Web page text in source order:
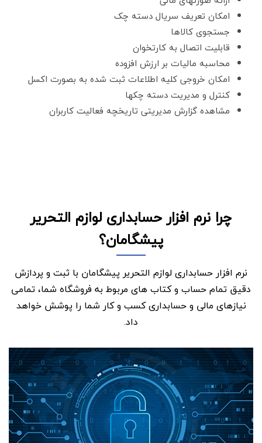
امکان تعریف سریال دسته چک
جستجوی کالاها
قابلیت اتصال به کارتخوان
محاسبه مالیات بر ارزش افزوده
امکان خروجی کلیه اطلاعات ثبت شده به بصورت اکسل
کنترل و مدیریت دسته چکها
مشاهده گزارش مدیریتی تاریخچه فعالیت کاربران
چرا نرم افزار حسابداری لوازم التحریر
پیشگامان؟
نرم افزار حسابداری لوازم التحریر پیشگامان با ثبت و پردازش
دقیق تمام حساب و کتاب های مربوط به فروشگاه شما، تمامی
نیازهای مالی و حسابداری کسب و کار شما را پوشش خواهد
داد.
امنیت اطلاعات
تامین امنیت داده ها در نرم افزار یکی از اصلی ترین بخش های هر
برنامه می باشد که باید با دقت فراوان پیاده شده باشد.پیشگامان
در جهت حفظ اطلاعات مالی کاربران اقدامات لازم را انجام داده و با